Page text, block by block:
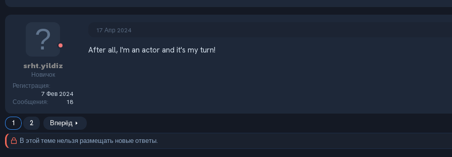
srht.yildiz
Новичок
Регистрация
7 Фев 2024
Сообщения
18
17 Апр 2024
After all, I'm an actor and it's my turn!
1 2 Вперёд
В этой теме нельзя размещать новые ответы.